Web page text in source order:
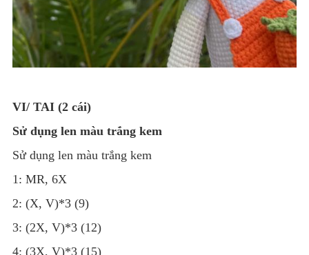
VI/ TAI (2 cái)
Sử dụng len màu trắng kem
Sử dụng len màu trắng kem
1: MR, 6X
2: (X, V)*3 (9)
3: (2X, V)*3 (12)
4: (3X, V)*3 (15)